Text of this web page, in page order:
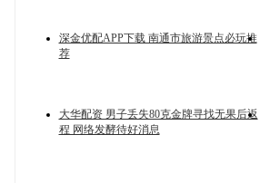
深金优配APP下载 南通市旅游景点必玩推
荐
大华配资 男子丢失80克金牌寻找无果后返
程 网络发酵待好消息